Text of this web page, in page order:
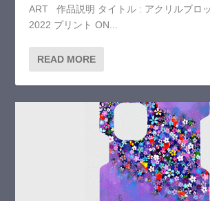
ART 作品説明 タイトル : アクリルブ
2022 プリント ON...
READ MORE